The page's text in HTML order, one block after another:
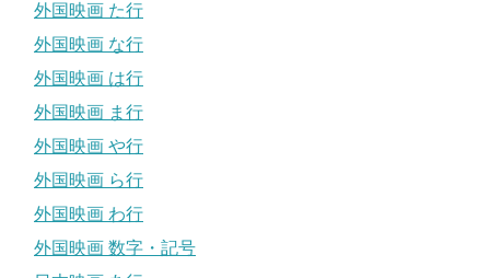
外国映画 た行
外国映画 な行
外国映画 は行
外国映画 ま行
外国映画 や行
外国映画 ら行
外国映画 わ行
外国映画 数字・記号